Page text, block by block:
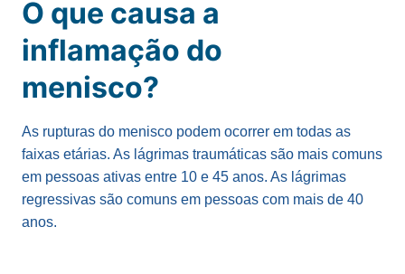
O que causa a
inflamação do
menisco?
As rupturas do menisco podem ocorrer em todas as
faixas etárias. As lágrimas traumáticas são mais comuns
em pessoas ativas entre 10 e 45 anos. As lágrimas
regressivas são comuns em pessoas com mais de 40
anos.